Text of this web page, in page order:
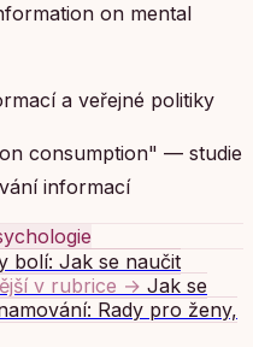
on mental
a veřejné politiky
consumption" — studie
informací
bolí: Jak se naučit
v rubrice → Jak se
Rady pro ženy,